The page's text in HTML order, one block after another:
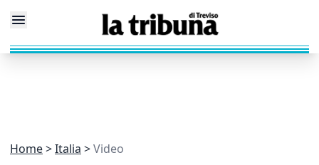
Home Italia Video